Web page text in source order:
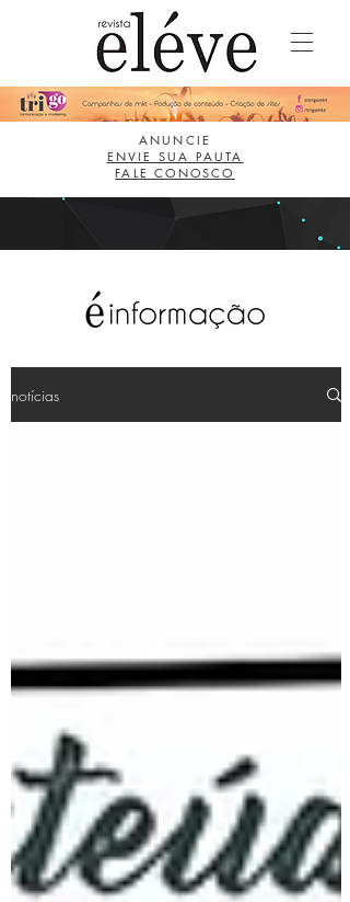
ANUNCIE
ENVIE SUA PAUTA
FALE CONOSCO
notícias